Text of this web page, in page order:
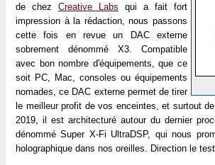
de chez Creative Labs qui a fait fort
impression à la rédaction, nous passons
cette fois en revue un DAC externe
sobrement dénommé X3. Compatible
avec bon nombre d'équipements, que ce
soit PC, Mac, consoles ou équipements
nomades, ce DAC externe permet de tirer
le meilleur profit de vos enceintes, et surtout
2019, il est architecturé autour du dernier
dénommé Super X-Fi UltraDSP, qui nous
holographique dans nos oreilles. Direction le